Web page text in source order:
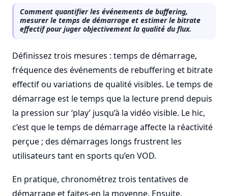
Comment quantifier les événements de buffering,
mesurer le temps de démarrage et estimer le bitrate
effectif pour juger objectivement la qualité du flux.
Définissez trois mesures : temps de démarrage,
fréquence des événements de rebuffering et bitrate
effectif ou variations de qualité visibles. Le temps de
démarrage est le temps que la lecture prend depuis
la pression sur ‘play’ jusqu’à la vidéo visible. Le hic,
c’est que le temps de démarrage affecte la réactivité
perçue ; des démarrages longs frustrent les
utilisateurs tant en sports qu’en VOD.
En pratique, chronométrez trois tentatives de
démarrage et faites-en la moyenne. Ensuite,